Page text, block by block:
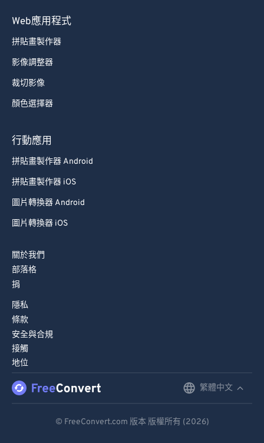
Web應用程式
拼貼畫製作器
影像調整器
裁切影像
顏色選擇器
行動應用
拼貼畫製作器 Android
拼貼畫製作器 iOS
圖片轉換器 Android
圖片轉換器 iOS
關於我們
部落格
捐
隱私
條款
安全與合規
接觸
地位
繁體中文
© FreeConvert.com 版本 版權所有 (2026)